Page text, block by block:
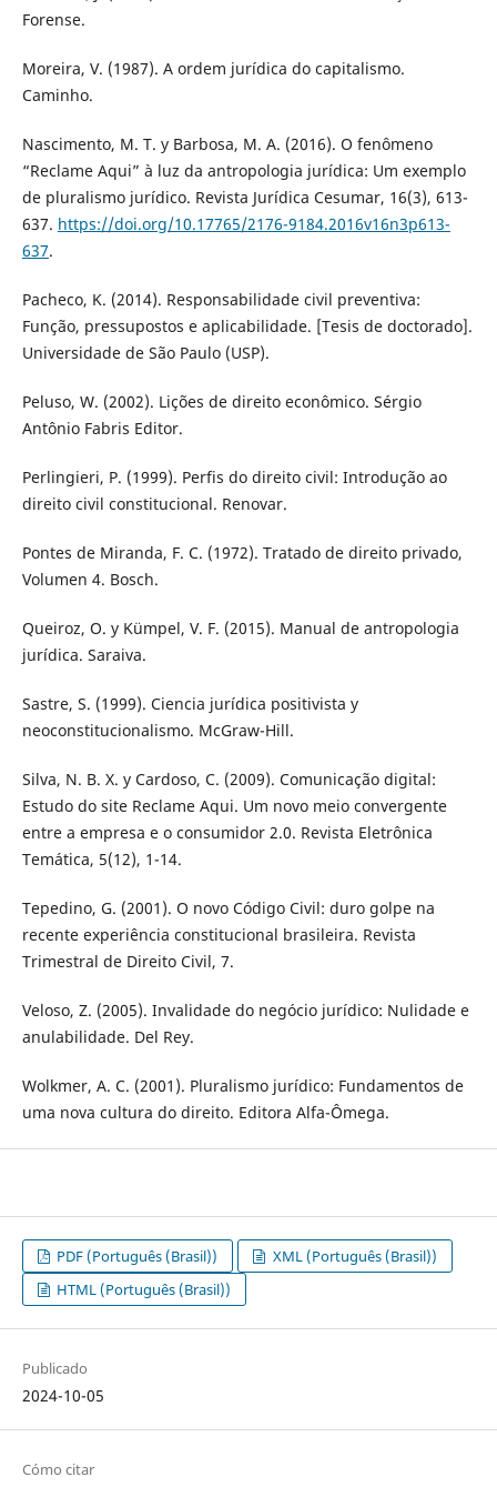
Forense.
Moreira, V. (1987). A ordem jurídica do capitalismo.
Caminho.
Nascimento, M. T. y Barbosa, M. A. (2016). O fenômeno
“Reclame Aqui” à luz da antropologia jurídica: Um exemplo
de pluralismo jurídico. Revista Jurídica Cesumar, 16(3), 613-
637. https://doi.org/10.17765/2176-9184.2016v16n3p613-
637.
Pacheco, K. (2014). Responsabilidade civil preventiva:
Função, pressupostos e aplicabilidade. [Tesis de doctorado].
Universidade de São Paulo (USP).
Peluso, W. (2002). Lições de direito econômico. Sérgio
Antônio Fabris Editor.
Perlingieri, P. (1999). Perfis do direito civil: Introdução ao
direito civil constitucional. Renovar.
Pontes de Miranda, F. C. (1972). Tratado de direito privado,
Volumen 4. Bosch.
Queiroz, O. y Kümpel, V. F. (2015). Manual de antropologia
jurídica. Saraiva.
Sastre, S. (1999). Ciencia jurídica positivista y
neoconstitucionalismo. McGraw-Hill.
Silva, N. B. X. y Cardoso, C. (2009). Comunicação digital:
Estudo do site Reclame Aqui. Um novo meio convergente
entre a empresa e o consumidor 2.0. Revista Eletrônica
Temática, 5(12), 1-14.
Tepedino, G. (2001). O novo Código Civil: duro golpe na
recente experiência constitucional brasileira. Revista
Trimestral de Direito Civil, 7.
Veloso, Z. (2005). Invalidade do negócio jurídico: Nulidade e
anulabilidade. Del Rey.
Wolkmer, A. C. (2001). Pluralismo jurídico: Fundamentos de
uma nova cultura do direito. Editora Alfa-Ômega.
PDF (Português (Brasil))
XML (Português (Brasil))
HTML (Português (Brasil))
Publicado
2024-10-05
Cómo citar